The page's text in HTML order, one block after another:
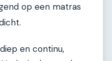
op een matras
en continu,